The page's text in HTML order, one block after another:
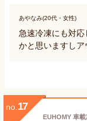
あやなみ(20代・女性)
急速冷凍にも対
かと思いますしア
no. 17